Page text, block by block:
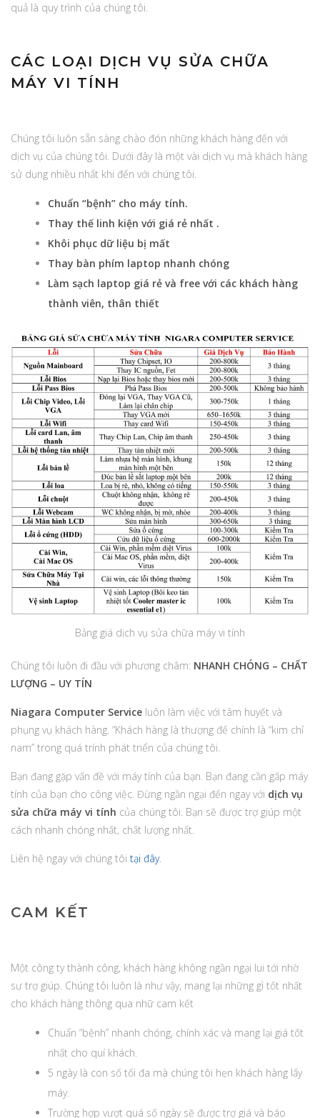
quả là quy trình của chúng tôi.
CÁC LOẠI DỊCH VỤ SỬA CHỮA
MÁY VI TÍNH
Chúng tôi luôn sẵn sàng chào đón những khách hàng đến với
dịch vụ của chúng tôi. Dưới đây là một vài dịch vụ mà khách hàng
sử dụng nhiều nhất khi đến với chúng tôi.
Chuẩn “bệnh” cho máy tính.
Thay thế linh kiện với giá rẻ nhất .
Khôi phục dữ liệu bị mất
Thay bàn phím laptop nhanh chóng
Làm sạch laptop giá rẻ và free với các khách hàng
thành viên, thân thiết
Bảng giá dịch vụ sửa chữa máy vi tính
Chúng tôi luôn đi đầu với phương châm: NHANH CHÓNG – CHẤT
LƯỢNG – UY TÍN
Niagara Computer Service luôn làm việc với tâm huyết và
phụng vụ khách hàng. “Khách hàng là thượng đế chính là “kim chỉ
nam” trong quá trính phát triển của chúng tôi.
Bạn đang gặp vấn đề với máy tính của bạn. Bạn đang cần gấp máy
tính của bạn cho công việc. Đừng ngần ngại đến ngay với dịch vụ
sửa chữa máy vi tính của chúng tôi. Bạn sẽ được trợ giúp một
cách nhanh chóng nhất, chất lượng nhất.
Liên hệ ngay với chúng tôi tại đây.
CAM KẾT
Một công ty thành công, khách hàng không ngần ngại lui tới nhờ
sự trợ giúp. Chúng tôi luôn là như vậy, mang lại những gì tốt nhất
cho khách hàng thông qua nhữ cam kết
Chuẩn “bệnh” nhanh chóng, chính xác và mang lại giá tốt
nhất cho quí khách.
5 ngày là con số tối đa mà chúng tôi hẹn khách hàng lấy
máy.
Trường hợp vượt quá số ngày sẽ được trợ giá và báo